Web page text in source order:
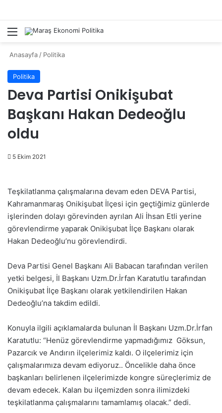
Menü
Anasayfa / Politika
Politika
Deva Partisi Onikişubat
Başkanı Hakan Dedeoğlu
oldu
5 Ekim 2021
Teşkilatlanma çalışmalarına devam eden DEVA Partisi,
Kahramanmaraş Onikişubat İlçesi için geçtiğimiz günlerde
işlerinden dolayı görevinden ayrılan Ali İhsan Etli yerine
görevlendirme yaparak Onikişubat İlçe Başkanı olarak
Hakan Dedeoğlu’nu görevlendirdi.
Deva Partisi Genel Başkanı Ali Babacan tarafından verilen
yetki belgesi, İl Başkanı Uzm.Dr.İrfan Karatutlu tarafından
Onikişubat İlçe Başkanı olarak yetkilendirilen Hakan
Dedeoğlu’na takdim edildi.
Konuyla ilgili açıklamalarda bulunan İl Başkanı Uzm.Dr.İrfan
Karatutlu: “Henüz görevlendirme yapmadığımız Göksun,
Pazarcık ve Andırın ilçelerimiz kaldı. O ilçelerimiz için
çalışmalarımıza devam ediyoruz.. Öncelikle daha önce
başkanları belirlenen ilçelerimizde kongre süreçlerimiz de
devam edecek. Kalan bu ilçemizden sonra ilimizdeki
teşkilatlanma çalışmalarını tamamlamış olacak.” dedi.